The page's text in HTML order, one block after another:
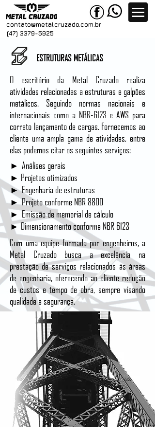
contato@metalcruzado.com.br
(47) 3379-5925
ESTRUTURAS METÁLICAS
O escritório da Metal Cruzado realiza
atividades relacionadas a estruturas e galpões
metálicos. Seguindo normas nacionais e
internacionais como a NBR-6123 e AWS para
correto lançamento de cargas. Fornecemos ao
cliente uma ampla gama de atividades, entre
elas podemos citar os seguintes serviços:
► Análises gerais
► Projetos otimizados
► Engenharia de estruturas
► Projeto conforme NBR 8800
► Emissão de memorial de cálculo
► Dimensionamento conforme NBR 6123
Com uma equipe formada por engenheiros, a
Metal Cruzado busca a excelência na
prestação de serviços relacionados às áreas
de engenharia, oferecendo ao cliente redução
de custos e tempo de obra, sempre visando
qualidade e segurança.